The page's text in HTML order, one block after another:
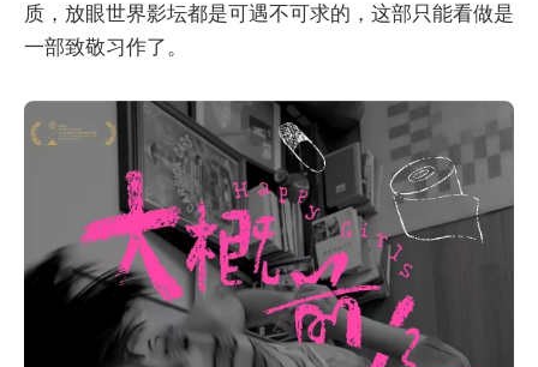
质，放眼世界影坛都是可遇不可求的，这部只能看做是
一部致敬习作了。